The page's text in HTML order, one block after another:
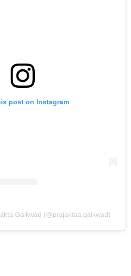
post on Instagram
Gaikwad (@prajaktaa.gaikwad)